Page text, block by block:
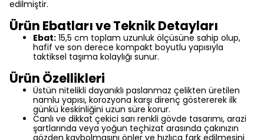
edilmiştir.
Ürün Ebatları ve Teknik Detayları
Ebat: 15,5 cm toplam uzunluk ölçüsüne sahip olup,
hafif ve son derece kompakt boyutlu yapısıyla
taktiksel taşıma kolaylığı sunur.
Ürün Özellikleri
Üstün nitelikli dayanıklı paslanmaz çelikten üretilen
namlu yapısı, korozyona karşı direnç göstererek ilk
günkü keskinliğini uzun süre korur.
Canlı ve dikkat çekici sarı renkli gövde tasarımı, arazi
şartlarında veya yoğun teçhizat arasında çakınızın
gözden kaybolmasını önler ve hızlıca fark edilmesini